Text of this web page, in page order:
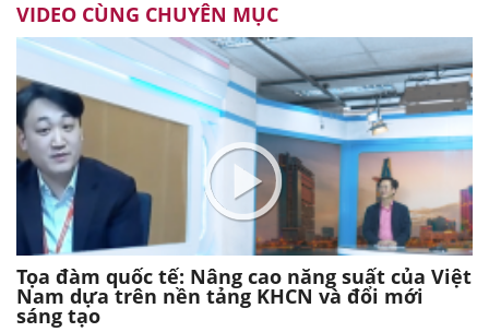
VIDEO CÙNG CHUYÊN MỤC
Tọa đàm quốc tế: Nâng cao năng suất của Việt
Nam dựa trên nền tảng KHCN và đổi mới
sáng tạo